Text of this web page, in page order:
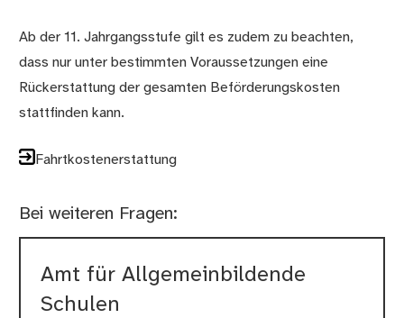
Ab der 11. Jahrgangsstufe gilt es zudem zu beachten,
dass nur unter bestimmten Voraussetzungen eine
Rückerstattung der gesamten Beförderungskosten
stattfinden kann.
Fahrtkostenerstattung
Bei weiteren Fragen:
Amt für Allgemeinbildende
Schulen